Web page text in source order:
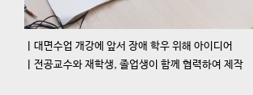
ㅣ대면수업 개강에 앞서 장애 학우 위해 아이디어
ㅣ전공교수와 재학생, 졸업생이 함께 협력하여 제작